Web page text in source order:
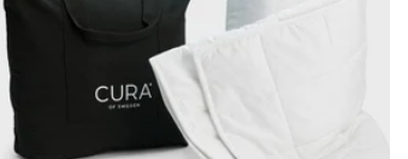
3kg
11kg
13kg
Add to cart